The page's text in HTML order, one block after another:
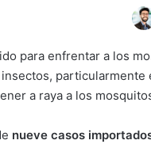
para enfrentar a los
a raya a los
nueve casos